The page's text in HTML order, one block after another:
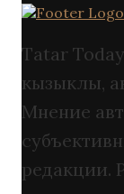
Tatar
кызыклы,
Мнение
редакции.